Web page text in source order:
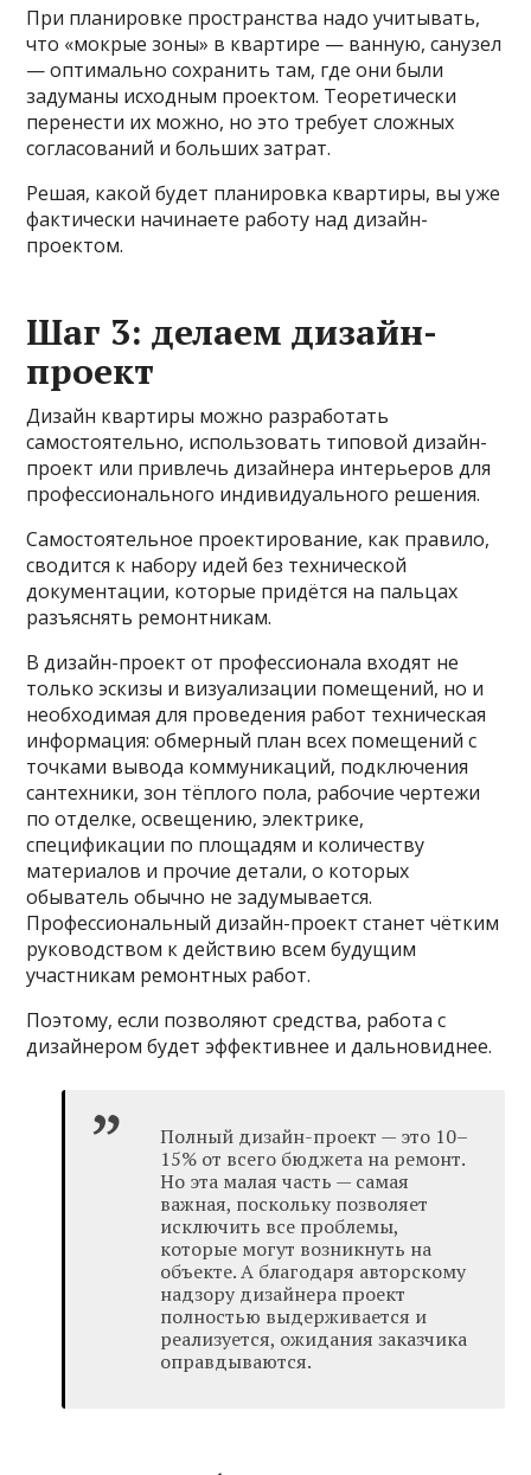
При планировке пространства надо учитывать,
что «мокрые зоны» в квартире — ванную, санузел
— оптимально сохранить там, где они были
задуманы исходным проектом. Теоретически
перенести их можно, но это требует сложных
согласований и больших затрат.
Решая, какой будет планировка квартиры, вы уже
фактически начинаете работу над дизайн-
проектом.
Шаг 3: делаем дизайн-
проект
Дизайн квартиры можно разработать
самостоятельно, использовать типовой дизайн-
проект или привлечь дизайнера интерьеров для
профессионального индивидуального решения.
Самостоятельное проектирование, как правило,
сводится к набору идей без технической
документации, которые придётся на пальцах
разъяснять ремонтникам.
В дизайн-проект от профессионала входят не
только эскизы и визуализации помещений, но и
необходимая для проведения работ техническая
информация: обмерный план всех помещений с
точками вывода коммуникаций, подключения
сантехники, зон тёплого пола, рабочие чертежи
по отделке, освещению, электрике,
спецификации по площадям и количеству
материалов и прочие детали, о которых
обыватель обычно не задумывается.
Профессиональный дизайн-проект станет чётким
руководством к действию всем будущим
участникам ремонтных работ.
Поэтому, если позволяют средства, работа с
дизайнером будет эффективнее и дальновиднее.
Полный дизайн-проект — это 10–
15% от всего бюджета на ремонт.
Но эта малая часть — самая
важная, поскольку позволяет
исключить все проблемы,
которые могут возникнуть на
объекте. А благодаря авторскому
надзору дизайнера проект
полностью выдерживается и
реализуется, ожидания заказчика
оправдываются.